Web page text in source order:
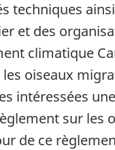
techniques
et des
climatique
oiseaux
intéressées
sur les
de ce